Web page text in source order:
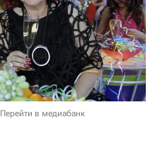
Перейти в медиабанк